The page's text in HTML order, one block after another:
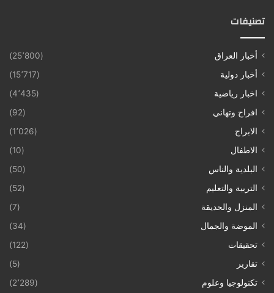
تصنيفات
أخبار العراق
(25٬800)
أخبار دولية
(15٬717)
اخبار رياضية
(4٬435)
افراح وتهاني
(92)
الابراج
(1٬026)
الاطفال
(10)
البلدية والناس
(50)
التربية والتعليم
(52)
المنزل والحديقة
(7)
الموضة والجمال
(34)
تحقيقات
(122)
تقارير
(5)
تكنولوجيا وعلوم
(2٬289)